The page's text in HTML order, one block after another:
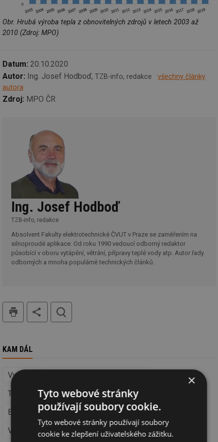
Obr. Hrubá výroba tepla z obnovitelných zdrojů v letech 2003 až
2010 (Zdroj: MPO)
Datum: 20.10.2020
Autor: Ing. Josef Hodboď, TZB-info, redakce
všechny články
autora
Zdroj: MPO ČR
Ing. Josef Hodboď
TZB-info, redakce
Absolvent Fakulty elektrotechnické ČVUT v Praze se zaměřením na
silnoproudé aplikace. Od roku 1990 vedoucí odborný redaktor
působící v oboru vytápění, větrání, přípravy teplé vody atp. Autor řady
odborných a mnoha populárně technických článků.
KAM DÁL
Vytápění
Tepelná čerpadla (Vytápění) Obnovitelná energie
Biomasa (Obnovitelná energie)
Vytápění peletami (Obnovitelná energie)
×
Tyto webové stránky
používají soubory cookie.
Tyto webové stránky používají soubory
cookie ke zlepšení uživatelského zážitku.